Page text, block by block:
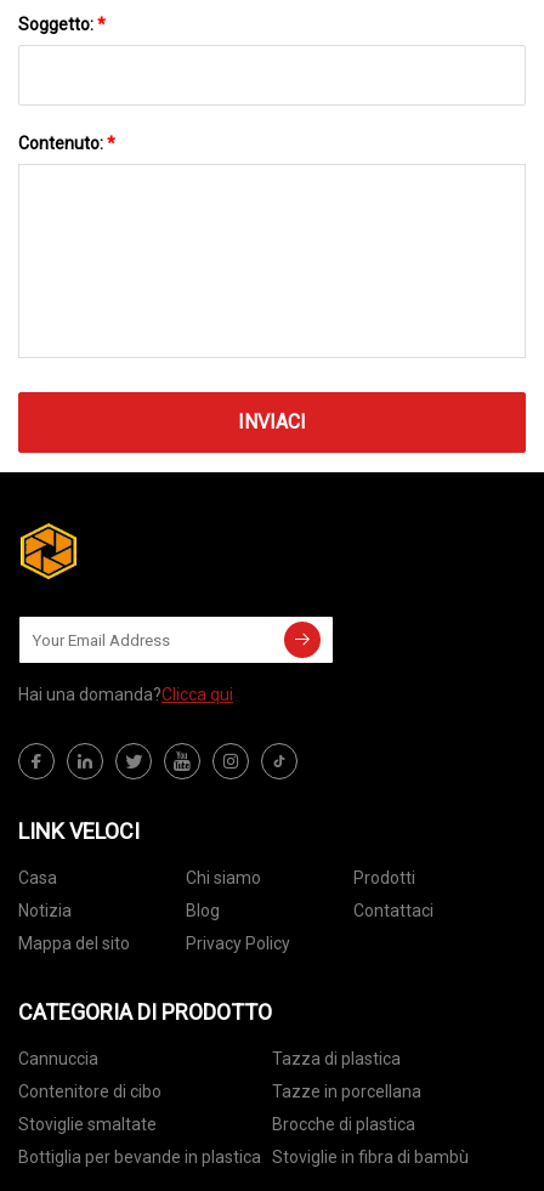
Soggetto:*
Contenuto:*
INVIACI
Hai una domanda?Clicca qui
LINK VELOCI
Casa Chi siamo
Prodotti
Notizia
Blog
Contattaci
Mappa del sito
Privacy Policy
CATEGORIA DI PRODOTTO
Cannuccia
Tazza di plastica
Contenitore di cibo
Tazze in porcellana
Stoviglie smaltate
Brocche di plastica
Bottiglia per bevande in plastica
Stoviglie in fibra di bambù